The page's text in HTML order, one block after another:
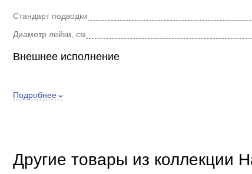
Стандарт подводки
Диаметр лейки, см
Внешнее исполнение
Форма
Особенности
Подробнее
Другие товары из коллекции